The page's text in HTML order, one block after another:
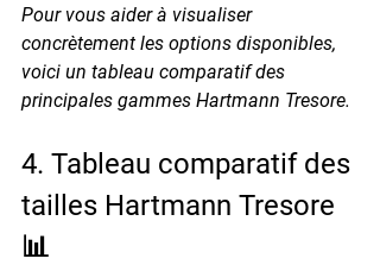
Pour vous aider à visualiser
concrètement les options disponibles,
voici un tableau comparatif des
principales gammes Hartmann Tresore.
4. Tableau comparatif des
tailles Hartmann Tresore
📊